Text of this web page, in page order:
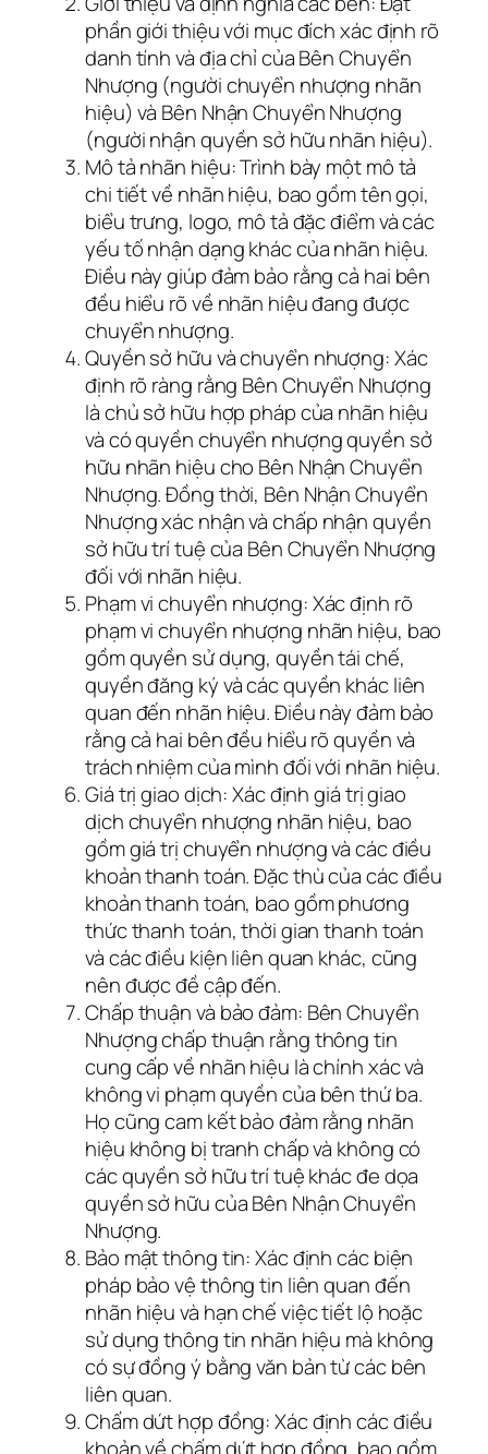
phần giới thiệu với mục đích xác định rõ
danh tính và địa chỉ của Bên Chuyển
Nhượng (người chuyển nhượng nhãn
hiệu) và Bên Nhận Chuyển Nhượng
(người nhận quyền sở hữu nhãn hiệu).
Mô tả nhãn hiệu: Trình bày một mô tả
chi tiết về nhãn hiệu, bao gồm tên gọi,
biểu trưng, logo, mô tả đặc điểm và các
yếu tố nhận dạng khác của nhãn hiệu.
Điều này giúp đảm bảo rằng cả hai bên
đều hiểu rõ về nhãn hiệu đang được
chuyển nhượng.
Quyền sở hữu và chuyển nhượng: Xác
định rõ ràng rằng Bên Chuyển Nhượng
là chủ sở hữu hợp pháp của nhãn hiệu
và có quyền chuyển nhượng quyền sở
hữu nhãn hiệu cho Bên Nhận Chuyển
Nhượng. Đồng thời, Bên Nhận Chuyển
Nhượng xác nhận và chấp nhận quyền
sở hữu trí tuệ của Bên Chuyển Nhượng
đối với nhãn hiệu.
Phạm vi chuyển nhượng: Xác định rõ
phạm vi chuyển nhượng nhãn hiệu, bao
gồm quyền sử dụng, quyền tái chế,
quyền đăng ký và các quyền khác liên
quan đến nhãn hiệu. Điều này đảm bảo
rằng cả hai bên đều hiểu rõ quyền và
trách nhiệm của mình đối với nhãn hiệu.
Giá trị giao dịch: Xác định giá trị giao
dịch chuyển nhượng nhãn hiệu, bao
gồm giá trị chuyển nhượng và các điều
khoản thanh toán. Đặc thù của các điều
khoản thanh toán, bao gồm phương
thức thanh toán, thời gian thanh toán
và các điều kiện liên quan khác, cũng
nên được đề cập đến.
Chấp thuận và bảo đảm: Bên Chuyển
Nhượng chấp thuận rằng thông tin
cung cấp về nhãn hiệu là chính xác và
không vi phạm quyền của bên thứ ba.
Họ cũng cam kết bảo đảm rằng nhãn
hiệu không bị tranh chấp và không có
các quyền sở hữu trí tuệ khác đe dọa
quyền sở hữu của Bên Nhận Chuyển
Nhượng.
Bảo mật thông tin: Xác định các biện
pháp bảo vệ thông tin liên quan đến
nhãn hiệu và hạn chế việc tiết lộ hoặc
sử dụng thông tin nhãn hiệu mà không
có sự đồng ý bằng văn bản từ các bên
liên quan.
Chấm dứt hợp đồng: Xác định các điều